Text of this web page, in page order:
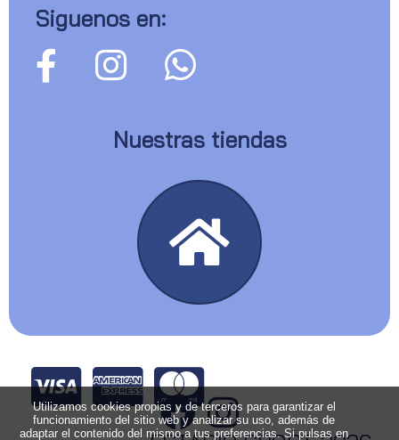
Siguenos en:
Nuestras tiendas
Utilizamos cookies propias y de terceros para garantizar el
funcionamiento del sitio web y analizar su uso, además de
adaptar el contenido del mismo a tus preferencias. Si pulsas en